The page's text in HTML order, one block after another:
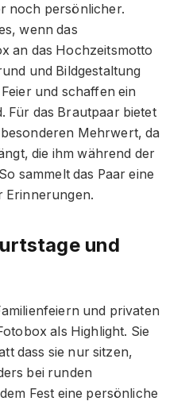
noch persönlicher.
wenn das
an das Hochzeitsmotto
und Bildgestaltung
und schaffen ein
Für das Brautpaar bietet
Mehrwert, da
die ihm während der
sammelt das Paar eine
Erinnerungen.
und
und privaten
als Highlight. Sie
dass sie nur sitzen,
bei runden
Fest eine persönliche